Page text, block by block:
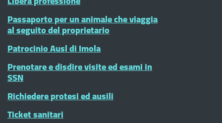
Passaporto per un animale che viaggia
al seguito del proprietario
Patrocinio Ausl di Imola
Prenotare e disdire visite ed esami in
SSN
Richiedere protesi ed ausili
Ticket sanitari